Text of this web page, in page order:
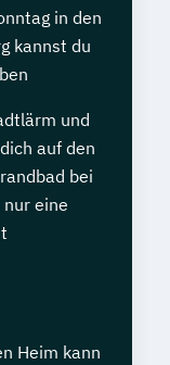
in den
kannst du
und
auf den
bei
eine
Heim kann